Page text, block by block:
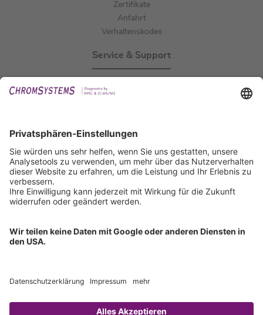
Zertifikate
Anfahrt
Verhaltenskodex
Service & Support
IFU anfordern
Zertifizierungen
ISO 9001 Zertifikat